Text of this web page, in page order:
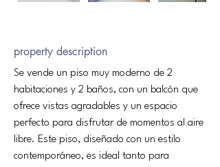
property description
Se vende un piso muy moderno de 2
habitaciones y 2 baños, con un balcón que
ofrece vistas agradables y un espacio
perfecto para disfrutar de momentos al aire
libre. Este piso, diseñado con un estilo
contemporáneo, es ideal tanto para